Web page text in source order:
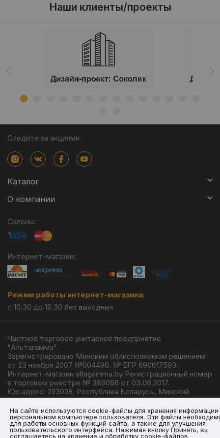
Наши клиенты/проекты
Следите за акциями
Каталог
О компании
Салоны:
Интернет-магазин:
Режим работы интернет-магазина:
с 10.30 до 19.30 без выходных
Частное торговое унитарное предприятие
"Альтагамма".
Зарегистрировано Минским облисполкомом решением
от 23 ноября 2007 №004490. № ЕГР 690617593.
Интернет-магазин altagamma.by Регистрационный номер
в торговом реестре № 389066 от 03.08.2017.
Юр.адрес: 223028, Республика Беларусь, Минский
район, г.п. Ждановичи, ул. Линейная, 4/1.
© 2026
На сайте используются cookie-файлы для хранения информации
персональном компьютере пользователя. Эти файлы
для работы основных функций сайта, а также для улучшения
пользовательского интерфейса. Нажимая кнопку Принять, вы
соглашаетесь на хранение и обработку cookie-файлов.